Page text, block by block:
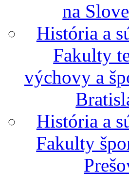
na
História a
Fakulty
výchovy a
História a
Fakulty